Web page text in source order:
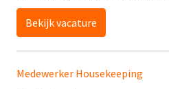
Bekijk vacature
Medewerker Housekeeping